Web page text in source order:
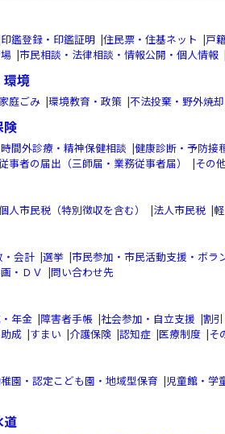
印鑑登録・印鑑証明 |住民票・住基ネット |戸
|市民相談・法律相談・情報公開・個人情報
環境
庭ごみ |環境教育・政策 |不法投棄・野外焼却
険
間外診療・精神保健相談 |健康診断・予防接
事者の届出（三師届・業務従事者届） |その
人市民税（特別徴収を含む） |法人市民税 |
・会計 |選挙 |市民参加・市民活動支援・ボラ
・ＤＶ |問い合わせ先
年金 |障害者手帳 |社会参加・自立支援 |割
成 |すまい |介護保険 |認知症 |医療制度 |そ
園・認定こども園・地域型保育 |児童館・学
道